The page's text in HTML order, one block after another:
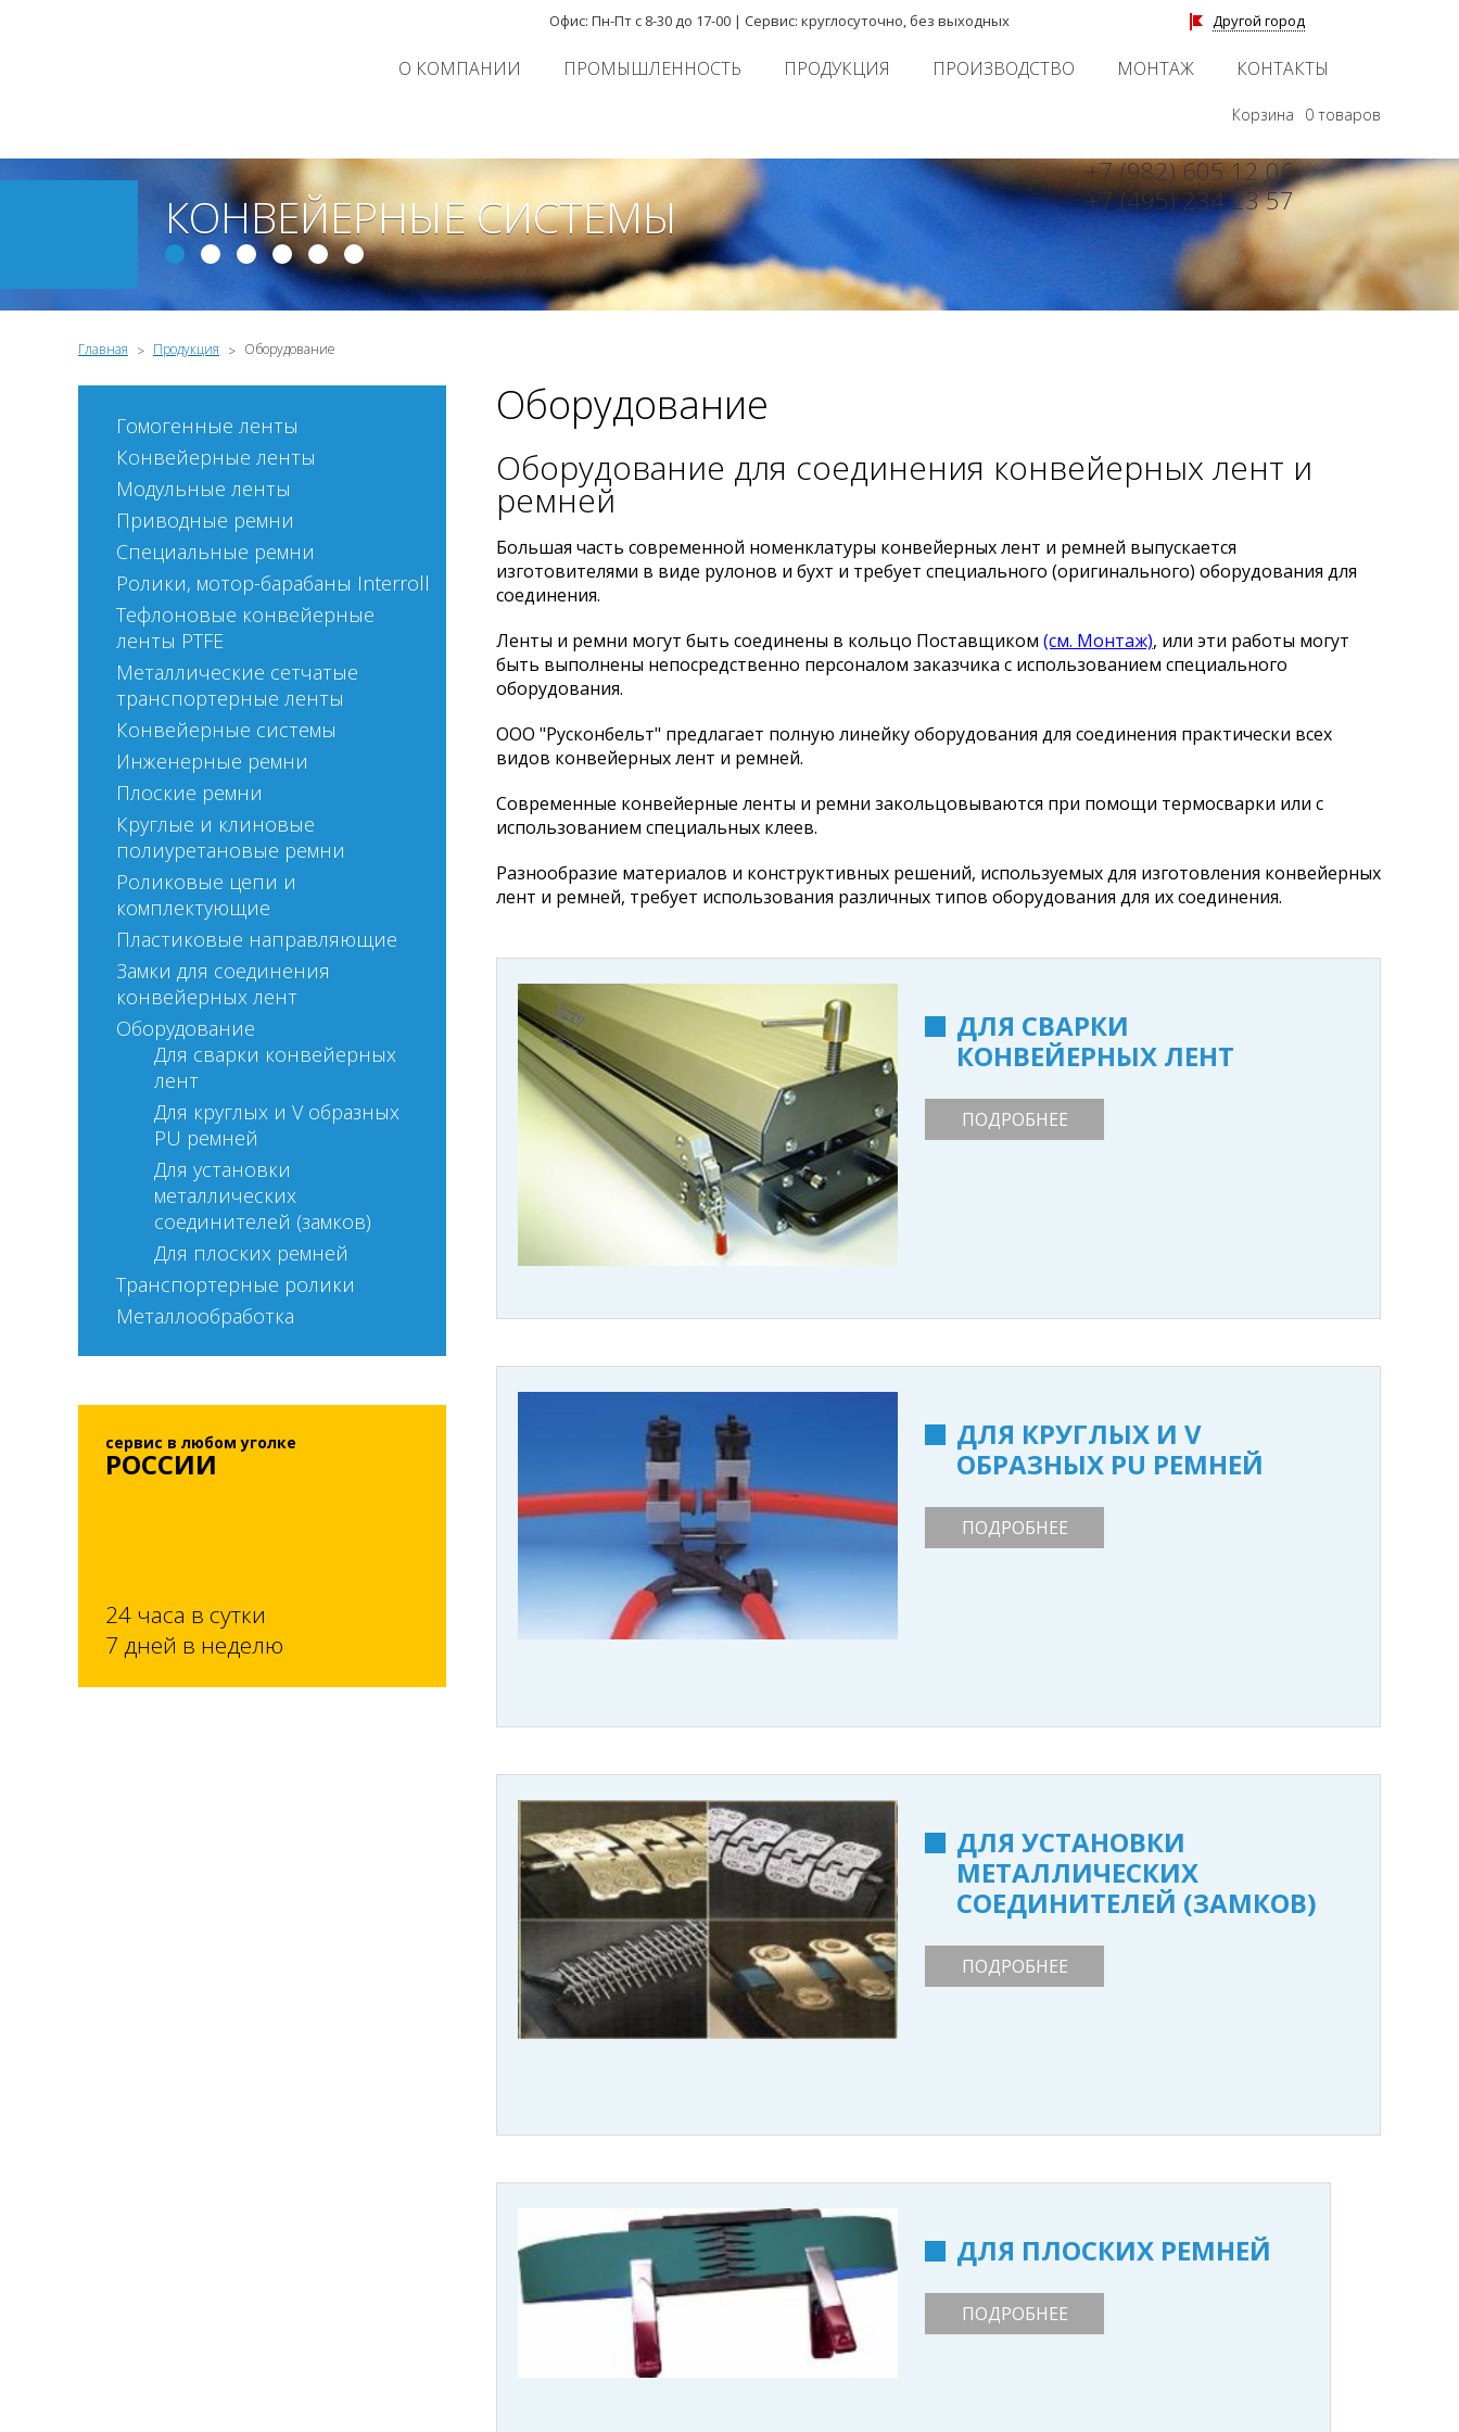
Офис: Пн-Пт с 8-30 до 17-00 | Сервис: круглосуточно, без выходных Другой город
О КОМПАНИИ ПРОМЫШЛЕННОСТЬ ПРОДУКЦИЯ ПРОИЗВОДСТВО МОНТАЖ КОНТАКТЫ
Корзина 0 товаров
+7 (982) 605 12 06
+7 (495) 234 23 57
КОНВЕЙЕРНЫЕ СИСТЕМЫ
Главная > Продукция > Оборудование
Гомогенные ленты
Конвейерные ленты
Модульные ленты
Приводные ремни
Специальные ремни
Ролики, мотор-барабаны Interroll
Тефлоновые конвейерные
ленты PTFE
Металлические сетчатые
транспортерные ленты
Конвейерные системы
Инженерные ремни
Плоские ремни
Круглые и клиновые
полиуретановые ремни
Роликовые цепи и
комплектующие
Пластиковые направляющие
Замки для соединения
конвейерных лент
Оборудование
Для сварки конвейерных
лент
Для круглых и V образных
PU ремней
Для установки
металлических
соединителей (замков)
Для плоских ремней
Транспортерные ролики
Металлообработка
сервис в любом уголке
РОССИИ
24 часа в сутки
7 дней в неделю
Оборудование
Оборудование для соединения конвейерных лент и
ремней
Большая часть современной номенклатуры конвейерных лент и ремней выпускается
изготовителями в виде рулонов и бухт и требует специального (оригинального) оборудования для
соединения.
Ленты и ремни могут быть соединены в кольцо Поставщиком (см. Монтаж), или эти работы могут
быть выполнены непосредственно персоналом заказчика с использованием специального
оборудования.
ООО "Русконбельт" предлагает полную линейку оборудования для соединения практически всех
видов конвейерных лент и ремней.
Современные конвейерные ленты и ремни закольцовываются при помощи термосварки или с
использованием специальных клеев.
Разнообразие материалов и конструктивных решений, используемых для изготовления конвейерных
лент и ремней, требует использования различных типов оборудования для их соединения.
ДЛЯ СВАРКИ
КОНВЕЙЕРНЫХ ЛЕНТ
ПОДРОБНЕЕ
ДЛЯ КРУГЛЫХ И V
ОБРАЗНЫХ PU РЕМНЕЙ
ПОДРОБНЕЕ
ДЛЯ УСТАНОВКИ
МЕТАЛЛИЧЕСКИХ
СОЕДИНИТЕЛЕЙ (ЗАМКОВ)
ПОДРОБНЕЕ
ДЛЯ ПЛОСКИХ РЕМНЕЙ
ПОДРОБНЕЕ